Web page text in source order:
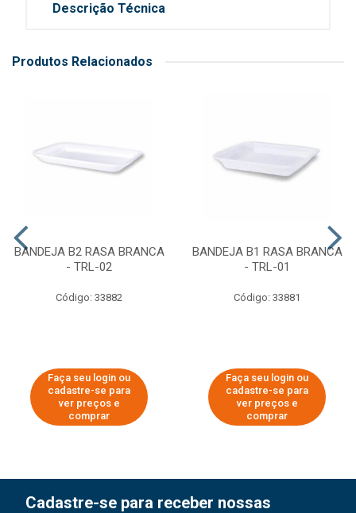
Descrição Técnica
Produtos Relacionados
BANDEJA B2 RASA BRANCA
- TRL-02
Código: 33882
Faça seu login ou
cadastre-se para
ver preços e
comprar
BANDEJA B1 RASA BRANCA
- TRL-01
Código: 33881
Faça seu login ou
cadastre-se para
ver preços e
comprar
Cadastre-se para receber nossas